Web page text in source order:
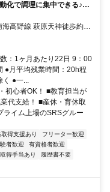
化で調理に集中できる♪大
をお約束します。
高野線 萩原天神徒歩約22
初芝駅」より徒歩19分 ＊
：1ヶ月あたり22日 9：00
●月平均残業時間：20h程
く ●一...
初心者OK！ ■教育担当が
代支給！ ■産休・育休取
ライム上場のSRSグルー
取得支援あり
フリーター歓迎
者歓迎
有資格者歓迎
得手当あり
履歴書不要